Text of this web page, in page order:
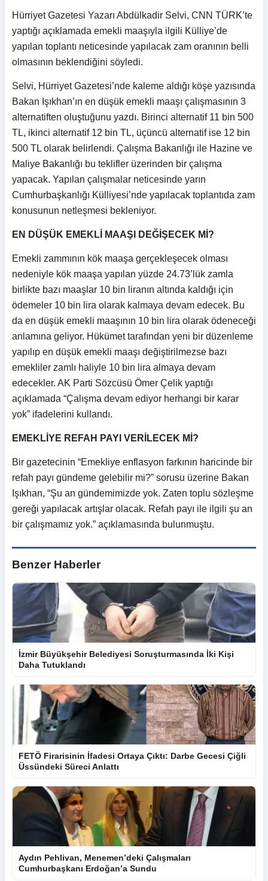
Hürriyet Gazetesi Yazarı Abdülkadir Selvi, CNN TÜRK’te
yaptığı açıklamada emekli maaşıyla ilgili Külliye’de
yapılan toplantı neticesinde yapılacak zam oranının belli
olmasının beklendiğini söyledi.
Selvi, Hürriyet Gazetesi’nde kaleme aldığı köşe yazısında
Bakan Işıkhan’ın en düşük emekli maaşı çalışmasının 3
alternatiften oluştuğunu yazdı. Birinci alternatif 11 bin 500
TL, ikinci alternatif 12 bin TL, üçüncü alternatif ise 12 bin
500 TL olarak belirlendi. Çalışma Bakanlığı ile Hazine ve
Maliye Bakanlığı bu teklifler üzerinden bir çalışma
yapacak. Yapılan çalışmalar neticesinde yarın
Cumhurbaşkanlığı Külliyesi’nde yapılacak toplantıda zam
konusunun netleşmesi bekleniyor.
EN DÜŞÜK EMEKLİ MAAŞI DEĞİŞECEK Mİ?
Emekli zammının kök maaşa gerçekleşecek olması
nedeniyle kök maaşa yapılan yüzde 24.73’lük zamla
birlikte bazı maaşlar 10 bin liranın altında kaldığı için
ödemeler 10 bin lira olarak kalmaya devam edecek. Bu
da en düşük emekli maaşının 10 bin lira olarak ödeneceği
anlamına geliyor. Hükümet tarafından yeni bir düzenleme
yapılıp en düşük emekli maaşı değiştirilmezse bazı
emekliler zamlı haliyle 10 bin lira almaya devam
edecekler. AK Parti Sözcüsü Ömer Çelik yaptığı
açıklamada “Çalışma devam ediyor herhangi bir karar
yok” ifadelerini kullandı.
EMEKLİYE REFAH PAYI VERİLECEK Mİ?
Bir gazetecinin “Emekliye enflasyon farkının haricinde bir
refah payı gündeme gelebilir mi?” sorusu üzerine Bakan
Işıkhan, “Şu an gündemimizde yok. Zaten toplu sözleşme
gereği yapılacak artışlar olacak. Refah payı ile ilgili şu an
bir çalışmamız yok.” açıklamasında bulunmuştu.
Benzer Haberler
İzmir Büyükşehir Belediyesi Soruşturmasında İki Kişi
Daha Tutuklandı
FETÖ Firarisinin İfadesi Ortaya Çıktı: Darbe Gecesi Çiğli
Üssündeki Süreci Anlattı
Aydın Pehlivan, Menemen’deki Çalışmaları
Cumhurbaşkanı Erdoğan’a Sundu